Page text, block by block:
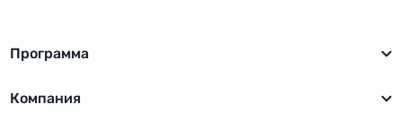
Программа
Компания